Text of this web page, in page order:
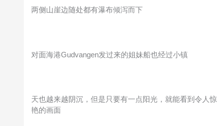
两侧山崖边随处都有瀑布倾泻而下
对面海港Gudvangen发过来的姐妹船也经过小镇
天也越来越阴沉，但是只要有一点阳光，就能看到令人惊
艳的画面